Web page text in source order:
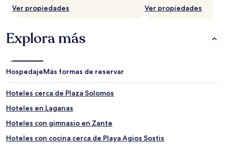
términos
Ver propiedades
Ver propiedades
Explora más
HospedajeMás formas de reservar
Hoteles cerca de Plaza Solomos
Hoteles en Laganas
Hoteles con gimnasio en Zante
Hoteles con cocina cerca de Playa Agios Sostis